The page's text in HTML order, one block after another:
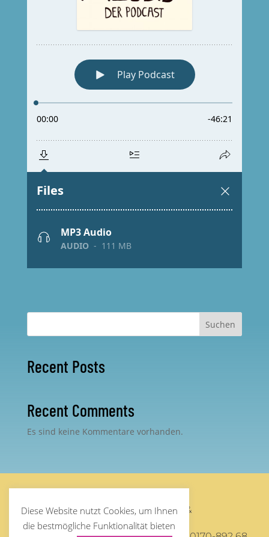
Suchen
Recent Posts
Recent Comments
Es sind keine Kommentare vorhanden.
©Steffen Debus2026 – Supervision &
Organisationsberatung
Diese Website nutzt Cookies, um Ihnen
die bestmögliche Funktionalität bieten